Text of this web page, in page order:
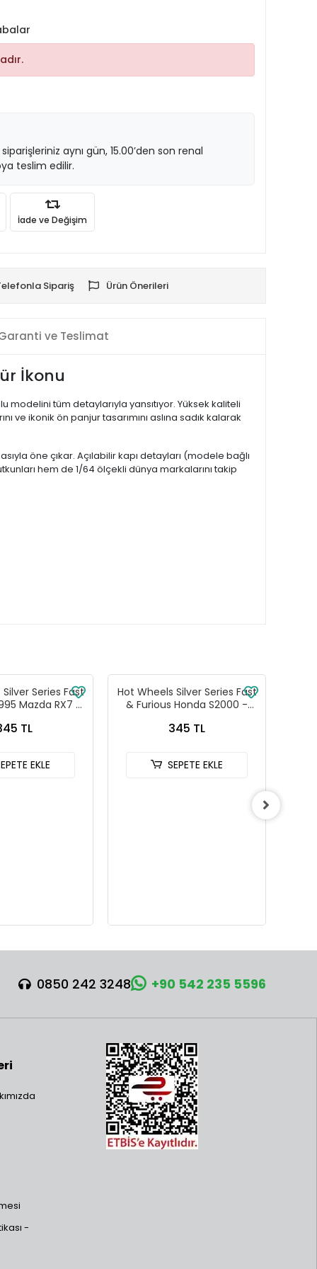
aynı gün, 15.00’den son renal
teslim edilir.
İade ve Değişim
Sipariş Ürün Önerileri
ve Teslimat
İkonu
modelini tüm detaylarıyla yansıtıyor. Yüksek kaliteli
ikonik ön panjur tasarımını aslına sadık kalarak
öne çıkar. Açılabilir kapı detayları (modele bağlı
hem de 1/64 ölçekli dünya markalarını takip
Series Fast
Mazda RX7 -
TL
EKLE
Hot Wheels Silver Series Fast
& Furious Honda S2000 -
345 TL
SEPETE EKLE
0850 242 3248 +90 542 235 5596
-